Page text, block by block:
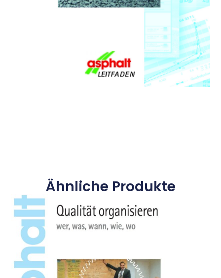
Ähnliche Produkte